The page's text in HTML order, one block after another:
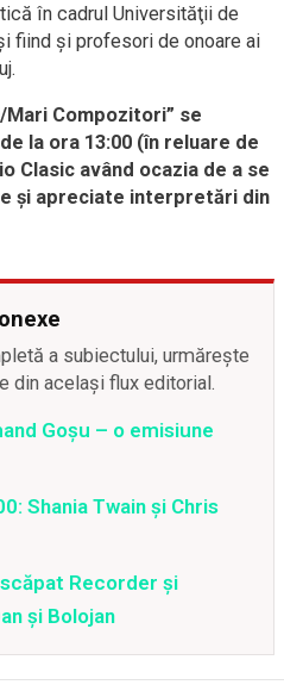
în cadrul Universităţii de
fiind şi profesori de onoare ai
Compozitori” se
la ora 13:00 (în reluare de
Clasic având ocazia de a se
și apreciate interpretări din
a subiectului, urmărește
din același flux editorial.
Goșu – o emisiune
Shania Twain și Chris
Recorder și
și Bolojan